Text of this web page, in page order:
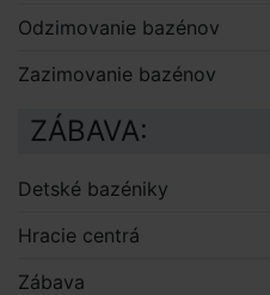
Odzimovanie bazénov
Zazimovanie bazénov
ZÁBAVA:
Detské bazéniky
Hracie centrá
Zábava